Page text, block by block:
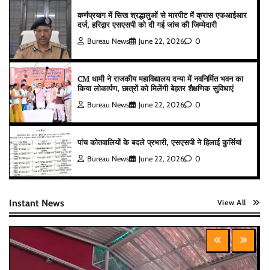
कर्णप्रयाग में सिख श्रद्धालुओं से मारपीट में क्रास एफआईआर
दर्ज, हरिद्वार एसएसपी को दी गई जांच की जिम्मेदारी
Bureau News June 22, 2026 0
CM धामी ने राजकीय महाविद्यालय दन्या में नवनिर्मित भवन का
किया लोकार्पण, छात्रों को मिलेंगी बेहतर शैक्षणिक सुविधाएं
Bureau News June 22, 2026 0
पांच कोतवालियों के बदले प्रभारी, एसएसपी ने हिलाई कुर्सियां
Bureau News June 22, 2026 0
Instant News View All